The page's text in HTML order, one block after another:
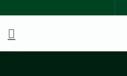
springen